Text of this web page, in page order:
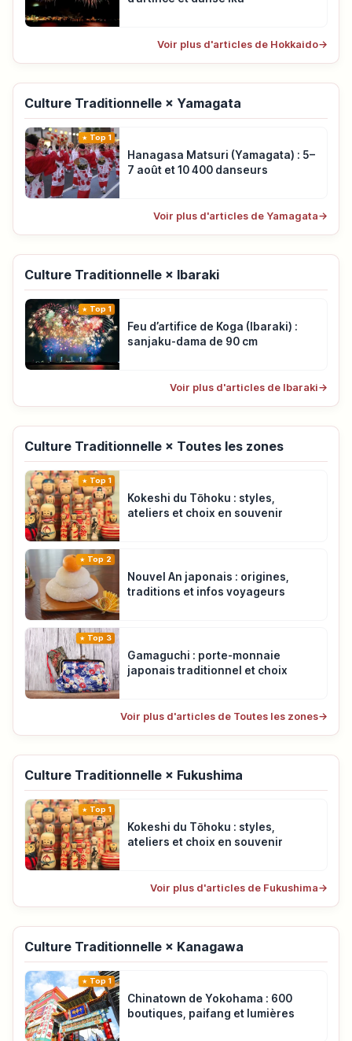
Voir plus d'articles de Hokkaido→
Culture Traditionnelle × Yamagata
Top 1
Hanagasa Matsuri (Yamagata) : 5–
7 août et 10 400 danseurs
Voir plus d'articles de Yamagata→
Culture Traditionnelle × Ibaraki
Top 1
Feu d’artifice de Koga (Ibaraki) :
sanjaku-dama de 90 cm
Voir plus d'articles de Ibaraki→
Culture Traditionnelle × Toutes les zones
Top 1
Kokeshi du Tōhoku : styles,
ateliers et choix en souvenir
Top 2
Nouvel An japonais : origines,
traditions et infos voyageurs
Top 3
Gamaguchi : porte-monnaie
japonais traditionnel et choix
Voir plus d'articles de Toutes les zones→
Culture Traditionnelle × Fukushima
Top 1
Kokeshi du Tōhoku : styles,
ateliers et choix en souvenir
Voir plus d'articles de Fukushima→
Culture Traditionnelle × Kanagawa
Top 1
Chinatown de Yokohama : 600
boutiques, paifang et lumières